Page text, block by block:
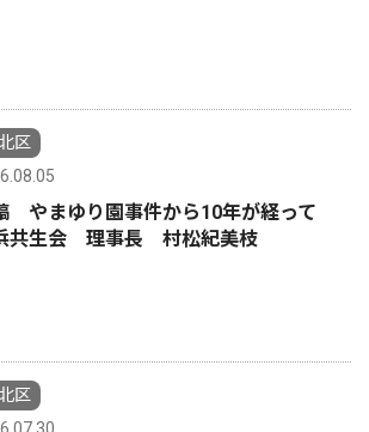
区
やまゆり園事件から10年が経って
共生会 理事長 村松紀美枝
区